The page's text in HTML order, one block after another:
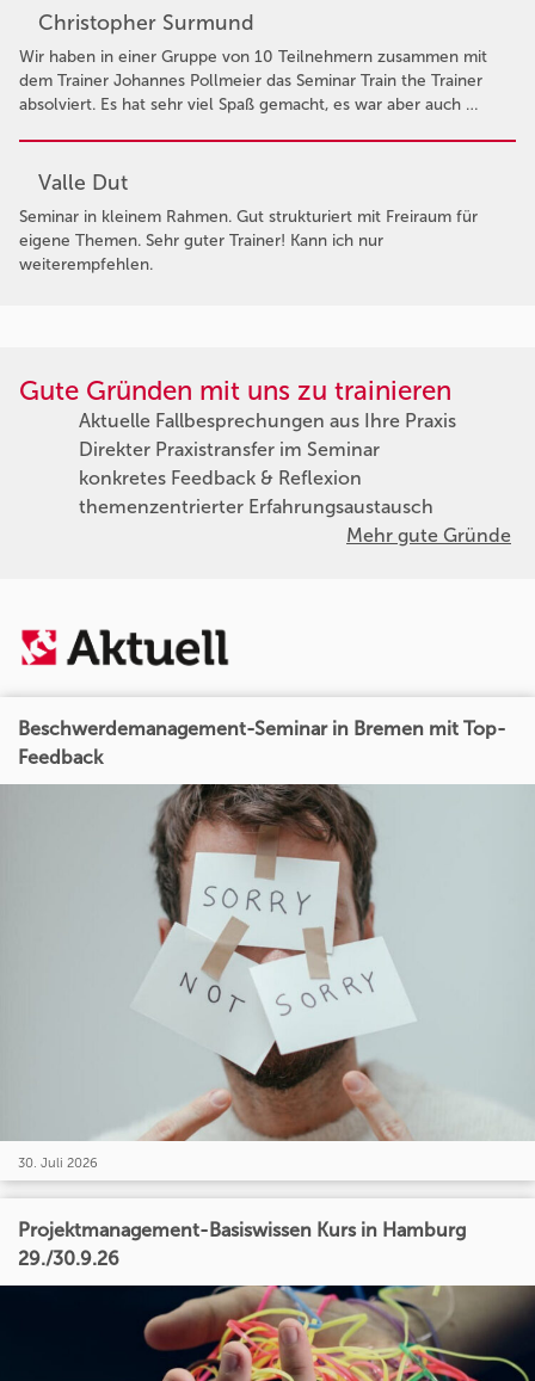
Christopher Surmund
Wir haben in einer Gruppe von 10 Teilnehmern zusammen mit
dem Trainer Johannes Pollmeier das Seminar Train the Trainer
absolviert. Es hat sehr viel Spaß gemacht, es war aber auch …
Valle Dut
Seminar in kleinem Rahmen. Gut strukturiert mit Freiraum für
eigene Themen. Sehr guter Trainer! Kann ich nur
weiterempfehlen.
Gute Gründen mit uns zu trainieren
Aktuelle Fallbesprechungen aus Ihre Praxis
Direkter Praxistransfer im Seminar
konkretes Feedback & Reflexion
themenzentrierter Erfahrungsaustausch
Mehr gute Gründe
Beschwerdemanagement-Seminar in Bremen mit Top-
Feedback
30. Juli 2026
Projektmanagement-Basiswissen Kurs in Hamburg
29./30.9.26